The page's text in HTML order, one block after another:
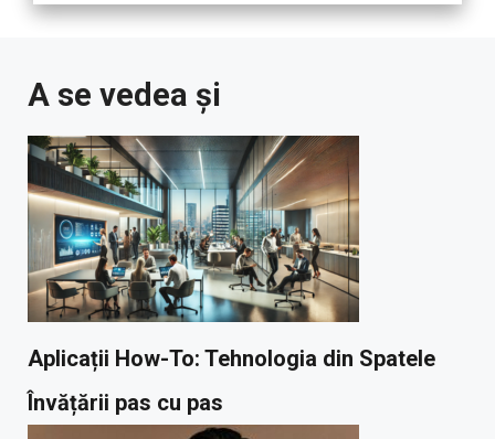
A se vedea și
Aplicații How-To: Tehnologia din Spatele
Învățării pas cu pas